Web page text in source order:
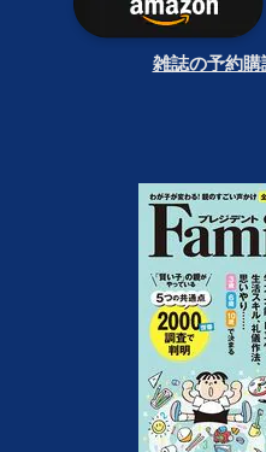
雑誌の予約